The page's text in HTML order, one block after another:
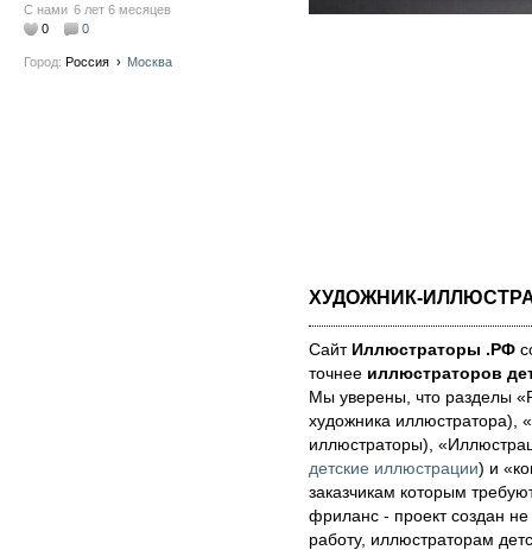
С нами 6 лет 6 месяцев
0
0
Город: Россия › Москва
ХУДОЖНИК-
Сайт Иллюстраторы .РФ
точнее иллюстраторов
Мы уве­ре­ны, что раз­де­лы
художника иллюстратора),
иллюстраторы),
детские иллюстрации) и
за­каз­чи­кам которым
фри­ланс - про­ект соз­дан
ра­бо­ту, иллюстраторам